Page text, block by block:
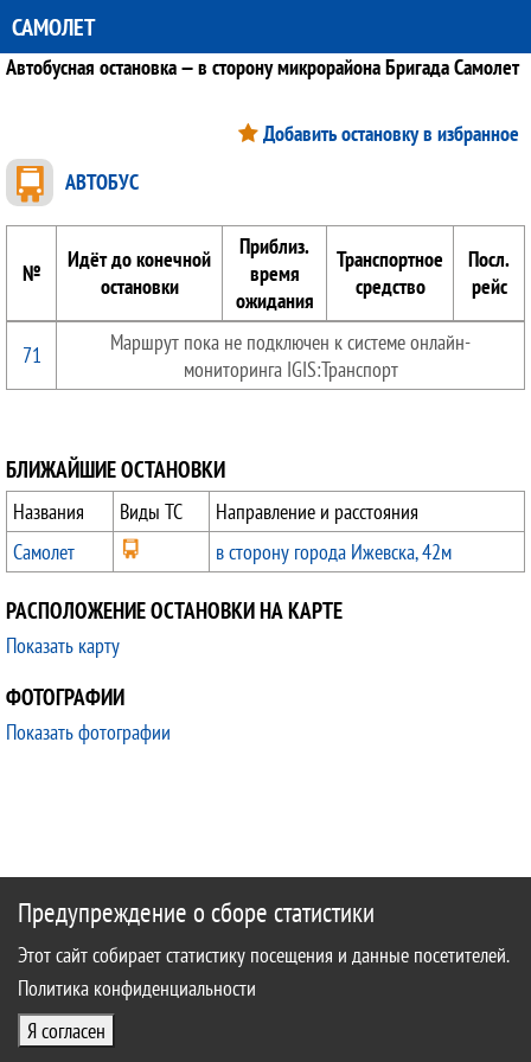
САМОЛЕТ
Автобусная остановка — в сторону микрорайона Бригада Самолет
Добавить остановку в избранное
АВТОБУС
№
Идёт до конечной
остановки
Приблиз.
время
ожидания
Транспортное
средство
Посл.
рейс
71
Маршрут пока не подключен к системе онлайн-
мониторинга IGIS:Транспорт
БЛИЖАЙШИЕ ОСТАНОВКИ
Названия Виды ТС
Направление и расстояния
Самолет
в сторону города Ижевска, 42м
РАСПОЛОЖЕНИЕ ОСТАНОВКИ НА КАРТЕ
Показать карту
ФОТОГРАФИИ
Показать фотографии
Предупреждение о сборе статистики
Этот сайт собирает статистику посещения и данные посетителей.
Политика конфиденциальности
Я согласен